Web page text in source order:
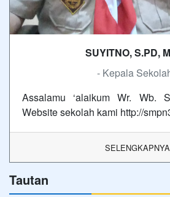
SUYITNO, S.PD,
- Kepala
Assalamu ‘alaikum Wr. Wb.
Website sekolah kami http://
SELENGKAPNYA
Tautan